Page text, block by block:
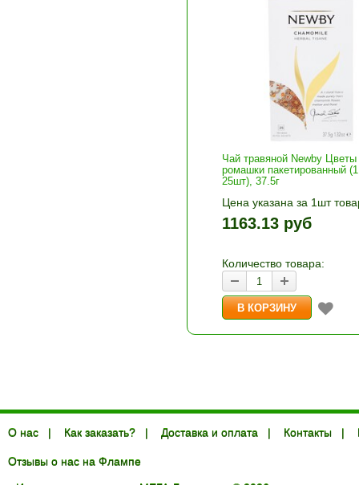
Чай травяной Newby Цветы
ромашки пакетированный
25шт), 37.5г
Цена указана за 1шт
1шт прибавляется
и «-». Выберите нужное
корзину»
1163.13 руб
Количество товара:
О нас | Как заказать? | Доставка и оплата | Контакты |
Отзывы о нас на Флампе